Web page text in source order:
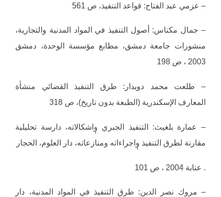
– عزمي عبد الفتاح: قواعد التنفيذ، ص 561
– جمال مكناس: أصول التنفيذ في المواد المدنية والتجارية،
منشورات جامعة دمشق، مطابع مؤسسة الوحدة، دمشق
2003 ، ص 198
– طلعت محمد دويدار: طرق التنفيذ القضائي منشأة
المعارف الإسكندرية (الطبعة بدون تاريخ)، ص 318
– عمارة بلغيث: التنفيذ الجبري وٕاشكالاته، دارسة تحليلية
مقارنة لطرق التنفيذ وٕاجراءاته ومنازعاته، دار العلوم، الحجار
. عنابة 2004 ، ص 101
– مروك نصر الدين: طرق التنفيذ في المواد المدنية، دار